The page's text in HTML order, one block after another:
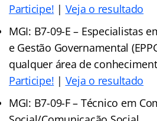
Participe! | Veja o resultado
MGI: B7-09-E – Especialistas
e Gestão Governamental
qualquer área de
Participe! | Veja o resultado
MGI: B7-09-F – Técnico em